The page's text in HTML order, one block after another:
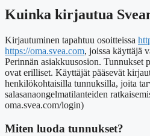
Kuinka kirjautua
Kirjautuminen tapahtuu osoitteissa
https://oma.svea.com, joissa käyttäjä
Perinnän asiakkuusosion. Tunnukset
ovat erilliset. Käyttäjät pääsevät
henkilökohtaisilla tunnuksilla, joita
salasanaongelmatilanteiden
oma.svea.com/login)
Miten luoda tunnukset?